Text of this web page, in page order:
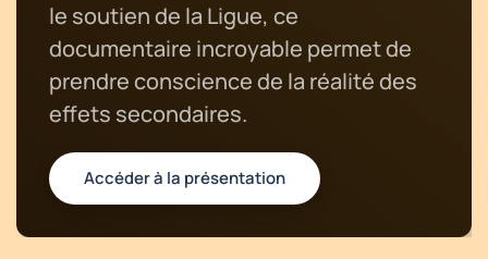
le soutien de la Ligue, ce
documentaire incroyable permet de
prendre conscience de la réalité des
effets secondaires.
Accéder à la présentation